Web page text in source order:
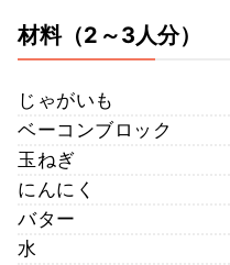
材料（2～3人分）
じゃがいも
ベーコンブロック
玉ねぎ
にんにく
バター
水